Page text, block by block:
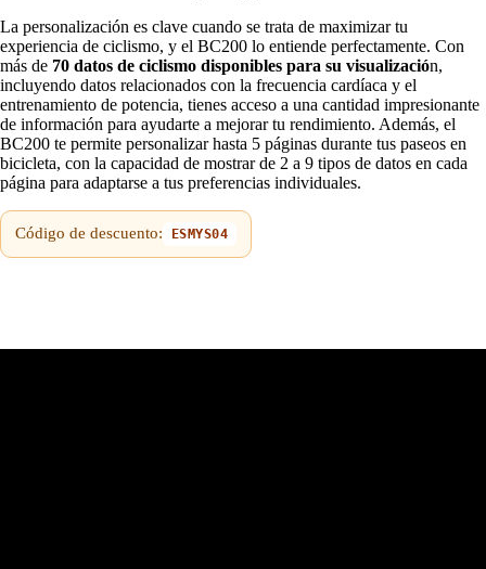
La personalización es clave cuando se trata de maximizar tu
experiencia de ciclismo, y el BC200 lo entiende perfectamente. Con
más de 70 datos de ciclismo disponibles para su visualización,
incluyendo datos relacionados con la frecuencia cardíaca y el
entrenamiento de potencia, tienes acceso a una cantidad impresionante
de información para ayudarte a mejorar tu rendimiento. Además, el
BC200 te permite personalizar hasta 5 páginas durante tus paseos en
bicicleta, con la capacidad de mostrar de 2 a 9 tipos de datos en cada
página para adaptarse a tus preferencias individuales.
Código de descuento: ESMYS04